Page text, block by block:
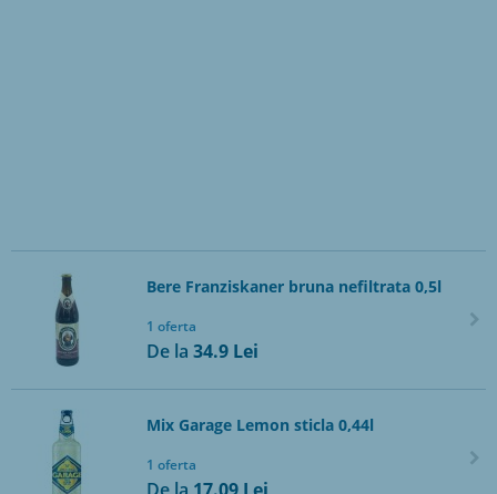
Bere Franziskaner bruna nefiltrata 0,5l
1 oferta
De la 34.9 Lei
Mix Garage Lemon sticla 0,44l
1 oferta